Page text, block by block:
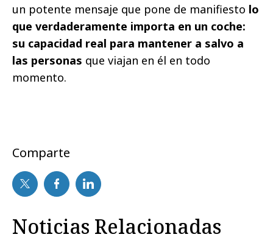
un potente mensaje que pone de manifiesto lo
que verdaderamente importa en un coche:
su capacidad real para mantener a salvo a
las personas que viajan en él en todo
momento.
Comparte
Noticias Relacionadas